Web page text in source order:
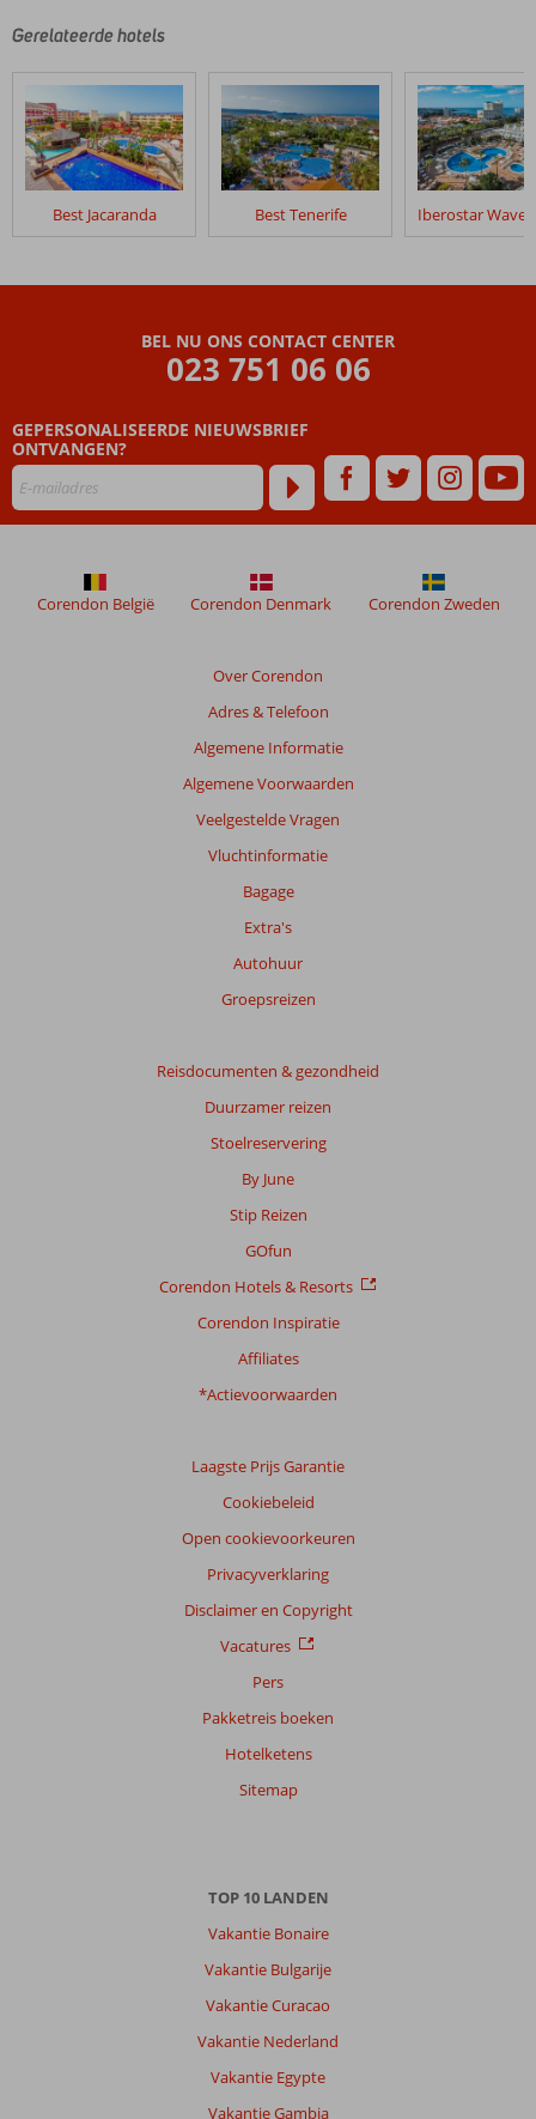
Gerelateerde hotels
Best Jacaranda Best Tenerife
BEL NU ONS CONTACT CENTER
023 751 06 06
GEPERSONALISEERDE NIEUWSBRIEF
ONTVANGEN?
Over Corendon
Adres & Telefoon
Algemene Informatie
Algemene Voorwaarden
Veelgestelde Vragen
Vluchtinformatie
Bagage
Extra's
Autohuur
Groepsreizen
Reisdocumenten & gezondheid
Duurzamer reizen
Stoelreservering
By June
Stip Reizen
GOfun
Corendon Hotels & Resorts
Corendon Inspiratie
Affiliates
*Actievoorwaarden
Laagste Prijs Garantie
Cookiebeleid
Open cookievoorkeuren
Privacyverklaring
Disclaimer en Copyright
Vacatures
Pers
Pakketreis boeken
Hotelketens
Sitemap
Corendon België Corendon Denmark Corendon Zweden
TOP 10 LANDEN
Vakantie Bonaire
Vakantie Bulgarije
Vakantie Curacao
Vakantie Nederland
Vakantie Egypte
Vakantie Gambia